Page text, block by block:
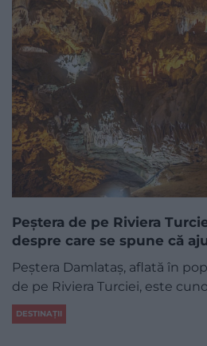
Peștera de pe Riviera
despre care se spune că
Peștera Damlataș, aflată în
de pe Riviera Turciei, este
DESTINAȚII